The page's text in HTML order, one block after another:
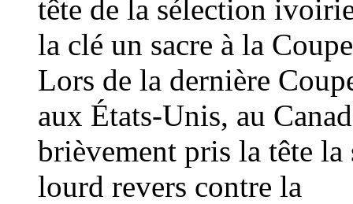
tête de la sélection
la clé un sacre à la
Lors de la dernière
aux États-Unis, au
brièvement pris la tête
lourd revers contre la